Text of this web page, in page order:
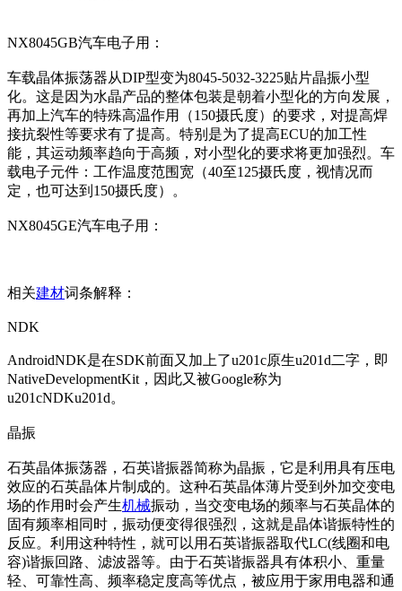
NX8045GB汽车电子用：
车载晶体振荡器从DIP型变为8045-5032-3225贴片晶振小型
化。这是因为水晶产品的整体包装是朝着小型化的方向发展，
再加上汽车的特殊高温作用（150摄氏度）的要求，对提高焊
接抗裂性等要求有了提高。特别是为了提高ECU的加工性
能，其运动频率趋向于高频，对小型化的要求将更加强烈。车
载电子元件：工作温度范围宽（40至125摄氏度，视情况而
定，也可达到150摄氏度）。
NX8045GE汽车电子用：
相关建材词条解释：
NDK
AndroidNDK是在SDK前面又加上了u201c原生u201d二字，即
NativeDevelopmentKit，因此又被Google称为
u201cNDKu201d。
晶振
石英晶体振荡器，石英谐振器简称为晶振，它是利用具有压电
效应的石英晶体片制成的。这种石英晶体薄片受到外加交变电
场的作用时会产生机械振动，当交变电场的频率与石英晶体的
固有频率相同时，振动便变得很强烈，这就是晶体谐振特性的
反应。利用这种特性，就可以用石英谐振器取代LC(线圈和电
容)谐振回路、滤波器等。由于石英谐振器具有体积小、重量
轻、可靠性高、频率稳定度高等优点，被应用于家用电器和通